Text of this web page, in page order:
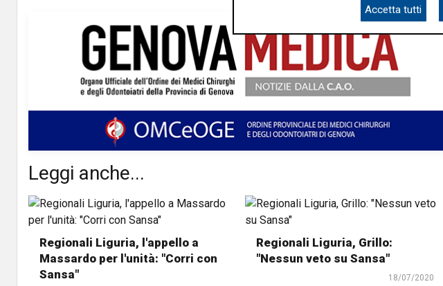
Leggi anche...
Regionali Liguria, l'appello a
Massardo per l'unità: "Corri con
Sansa"
Regionali Liguria, Grillo:
"Nessun veto su Sansa"
18/07/2020
Accetta tutti